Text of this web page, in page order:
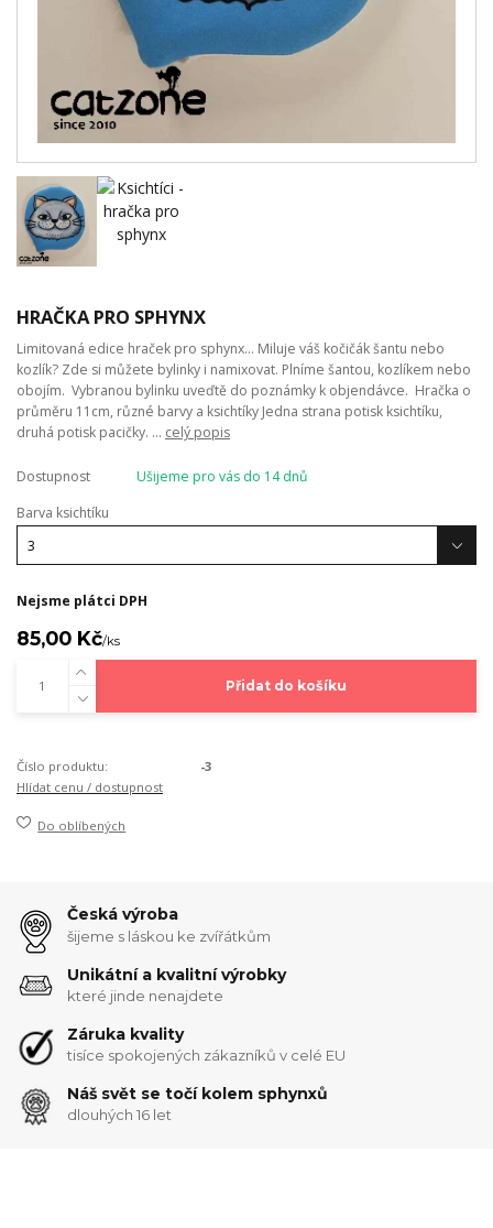
HRAČKA PRO SPHYNX
Limitovaná edice hraček pro sphynx... Miluje váš kočičák šantu nebo
kozlík? Zde si můžete bylinky i namixovat. Plníme šantou, kozlíkem nebo
obojím. Vybranou bylinku uveďtě do poznámky k objendávce. Hračka o
průměru 11cm, různé barvy a ksichtíky Jedna strana potisk ksichtíku,
druhá potisk pacičky. ... celý popis
Dostupnost
Ušijeme pro vás do 14 dnů
Barva ksichtíku
Nejsme plátci DPH
85,00 Kč/ks
Přidat do košíku
Číslo produktu:
-3
Hlídat cenu / dostupnost
Do oblíbených
Česká výroba
šijeme s láskou ke zvířátkům
Unikátní a kvalitní výrobky
které jinde nenajdete
Záruka kvality
tisíce spokojených zákazníků v celé EU
Náš svět se točí kolem sphynxů
dlouhých 16 let